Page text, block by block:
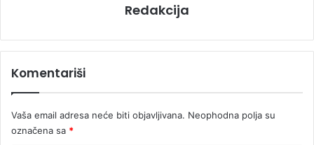
Redakcija
Komentariši
Vaša email adresa neće biti objavljivana. Neophodna polja su
označena sa *